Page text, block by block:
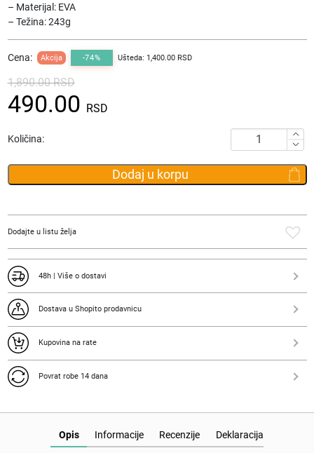
– Materijal: EVA
– Težina: 243g
Cena: Akcija -74% Ušteda: 1,400.00 RSD
1,890.00RSD
Originalna
cena
je
1,890.00 RSD.
490.00 RSD
Trenutna
cena
je:
Količina:
Masažne
sandale
Tropic
Dodaj u korpu
Dodajte u listu želja
48h | Više o dostavi
Dostava u Shopito prodavnicu
Kupovina na rate
Povrat robe 14 dana
Opis Deklaracija
Informacije Recenzije